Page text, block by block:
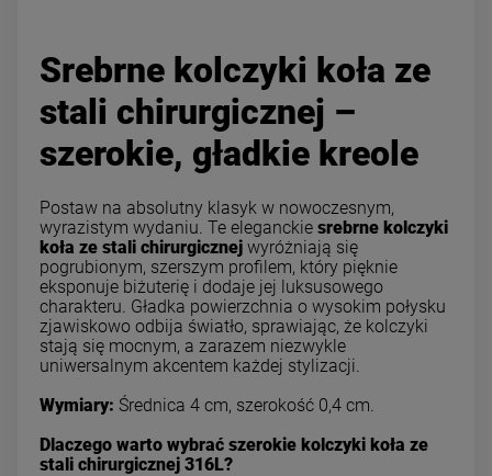
Srebrne kolczyki koła ze
stali chirurgicznej –
szerokie, gładkie kreole
Postaw na absolutny klasyk w nowoczesnym,
wyrazistym wydaniu. Te eleganckie srebrne kolczyki
koła ze stali chirurgicznej wyróżniają się
pogrubionym, szerszym profilem, który pięknie
eksponuje biżuterię i dodaje jej luksusowego
charakteru. Gładka powierzchnia o wysokim połysku
zjawiskowo odbija światło, sprawiając, że kolczyki
stają się mocnym, a zarazem niezwykle
uniwersalnym akcentem każdej stylizacji.
Wymiary: Średnica 4 cm, szerokość 0,4 cm.
Dlaczego warto wybrać szerokie kolczyki koła ze
stali chirurgicznej 316L?